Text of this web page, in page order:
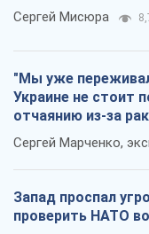
Сергей Мисюра
"Мы уже
Украине не стоит
отчаянию из-за
Сергей Марченко,
Запад проспал
проверить НАТО